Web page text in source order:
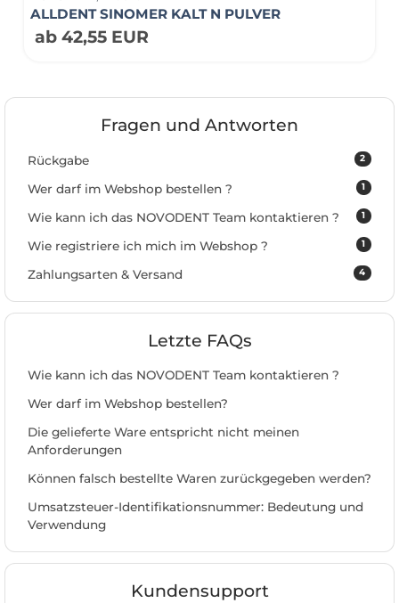
ALLDENT SINOMER KALT N PULVER
ab 42,55 EUR
Fragen und Antworten
2
Rückgabe
1
Wer darf im Webshop bestellen ?
1
Wie kann ich das NOVODENT Team kontaktieren ?
1
Wie registriere ich mich im Webshop ?
4
Zahlungsarten & Versand
Letzte FAQs
Wie kann ich das NOVODENT Team kontaktieren ?
Wer darf im Webshop bestellen?
Die gelieferte Ware entspricht nicht meinen
Anforderungen
Können falsch bestellte Waren zurückgegeben werden?
Umsatzsteuer-Identifikationsnummer: Bedeutung und
Verwendung
Kundensupport